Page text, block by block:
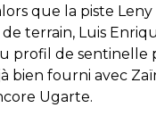
que la piste Leny
terrain, Luis
profil de sentinelle
bien fourni avec
Ugarte.